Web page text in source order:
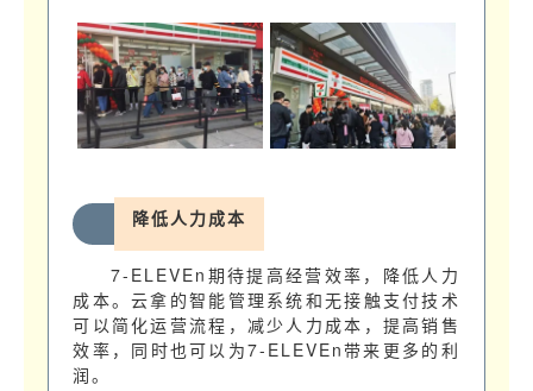
降低人力成本
7-ELEVEn期待提高经营效率，降低人力
成本。云拿的智能管理系统和无接触支付技术
可以简化运营流程，减少人力成本，提高销售
效率，同时也可以为7-ELEVEn带来更多的利
润。